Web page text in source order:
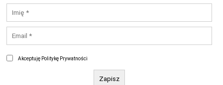
Akceptuję Politykę Prywatności